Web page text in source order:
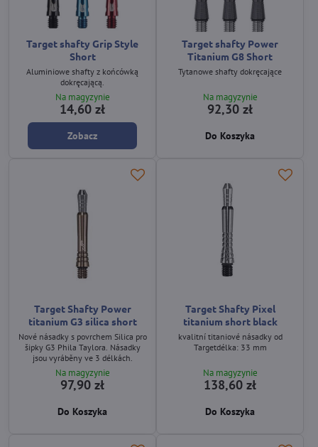
Target shafty Grip Style
Short
Aluminiowe shafty z końcówką
dokręcającą.
Na magyzynie
14,60 zł
Zobacz
Target shafty Power
Titanium G8 Short
Tytanowe shafty dokręcające
Na magyzynie
92,30 zł
Do Koszyka
Target Shafty Power
titanium G3 silica short
Nové násadky s povrchem Silica pro
šipky G3 Phila Taylora. Násadky
jsou vyráběny ve 3 délkách.
Na magyzynie
97,90 zł
Do Koszyka
Target Shafty Pixel
titanium short black
kvalitní titaniové násadky od
Targetdélka: 33 mm
Na magyzynie
138,60 zł
Do Koszyka